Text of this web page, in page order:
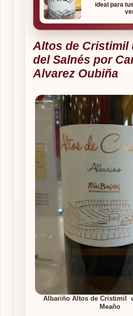
ideal para
Altos de Cristimil
del Salnés por
Alvarez Oubiña
Albariño Altos de Cristimil
Meaño